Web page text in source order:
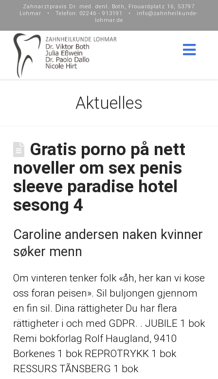
Zahnarztpraxis Dr. med. dent. Both, Frouardplatz 16, 53797
Lohmar • Telefon: 02246 - 913191 • info@zahnheilkunde-
lohmar.de
Aktuelles
Gratis porno på nett
noveller om sex penis
sleeve paradise hotel
sesong 4
Caroline andersen naken kvinner
søker menn
Om vinteren tenker folk «åh, her kan vi kose
oss foran peisen». Sil buljongen gjennom
en fin sil. Dina rättigheter Du har flera
rättigheter i och med GDPR. . JUBILE 1 bok
Remi bokforlag Rolf Haugland, 9410
Borkenes 1 bok REPROTRYKK 1 bok
RESSURS TÃNSBERG 1 bok